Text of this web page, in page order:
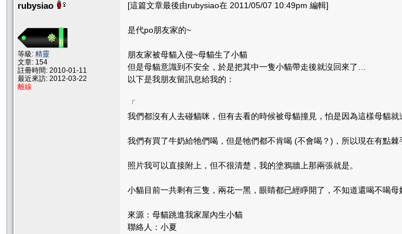
rubysiao
等級: 精靈
文章: 154
註冊時間: 2010-01-11
最近來訪: 2012-03-22
離線
[這篇文章最後由rubysiao在 2011/05/07 10:49pm 編輯]
是代po朋友家的~
朋友家被母貓入侵~母貓生了小貓
但是母貓意識到不安全，於是把其中一隻小貓帶走後就沒回來了…
以下是我朋友留訊息給我的：
「
我們都沒有人去碰貓咪，但有去看的時候被母貓撞見，怕是因為這樣母貓
我們有買了牛奶給牠們喝，但是牠們都不肯喝 (不會喝？)，所以現在有點
照片我可以直接附上，但不很清楚，我的塗鴉牆上那兩張就是。
小貓目前一共剩有三隻，兩花一黑，眼睛都已經睜開了，不知道還喝不喝母
來源：母貓跳進我家屋內生小貓
聯絡人：小夏